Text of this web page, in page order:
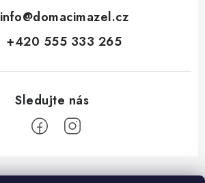
info@domacimazel.cz
+420 555 333 265